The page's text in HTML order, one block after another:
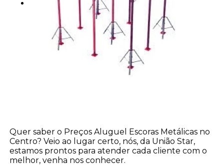
Quer saber o Preços Aluguel Escoras Metálicas no
Centro? Veio ao lugar certo, nós, da União Star,
estamos prontos para atender cada cliente com o
melhor, venha nos conhecer.